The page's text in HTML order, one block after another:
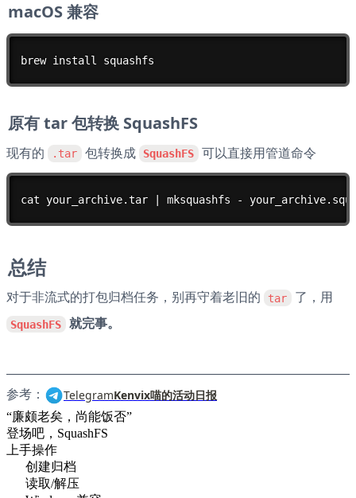
macOS 兼容
brew install squashfs
原有 tar 包转换 SquashFS
现有的 .tar 包转换成 SquashFS 可以直接用管道命令
cat your_archive.tar | mksquashfs -
总结
对于非流式的打包归档任务，别再守着老旧的 tar 了，用
SquashFS 就完事。
参考： TelegramKenvix喵的活动日报
“廉颇老矣，尚能饭否”
登场吧，SquashFS
上手操作
创建归档
读取/解压